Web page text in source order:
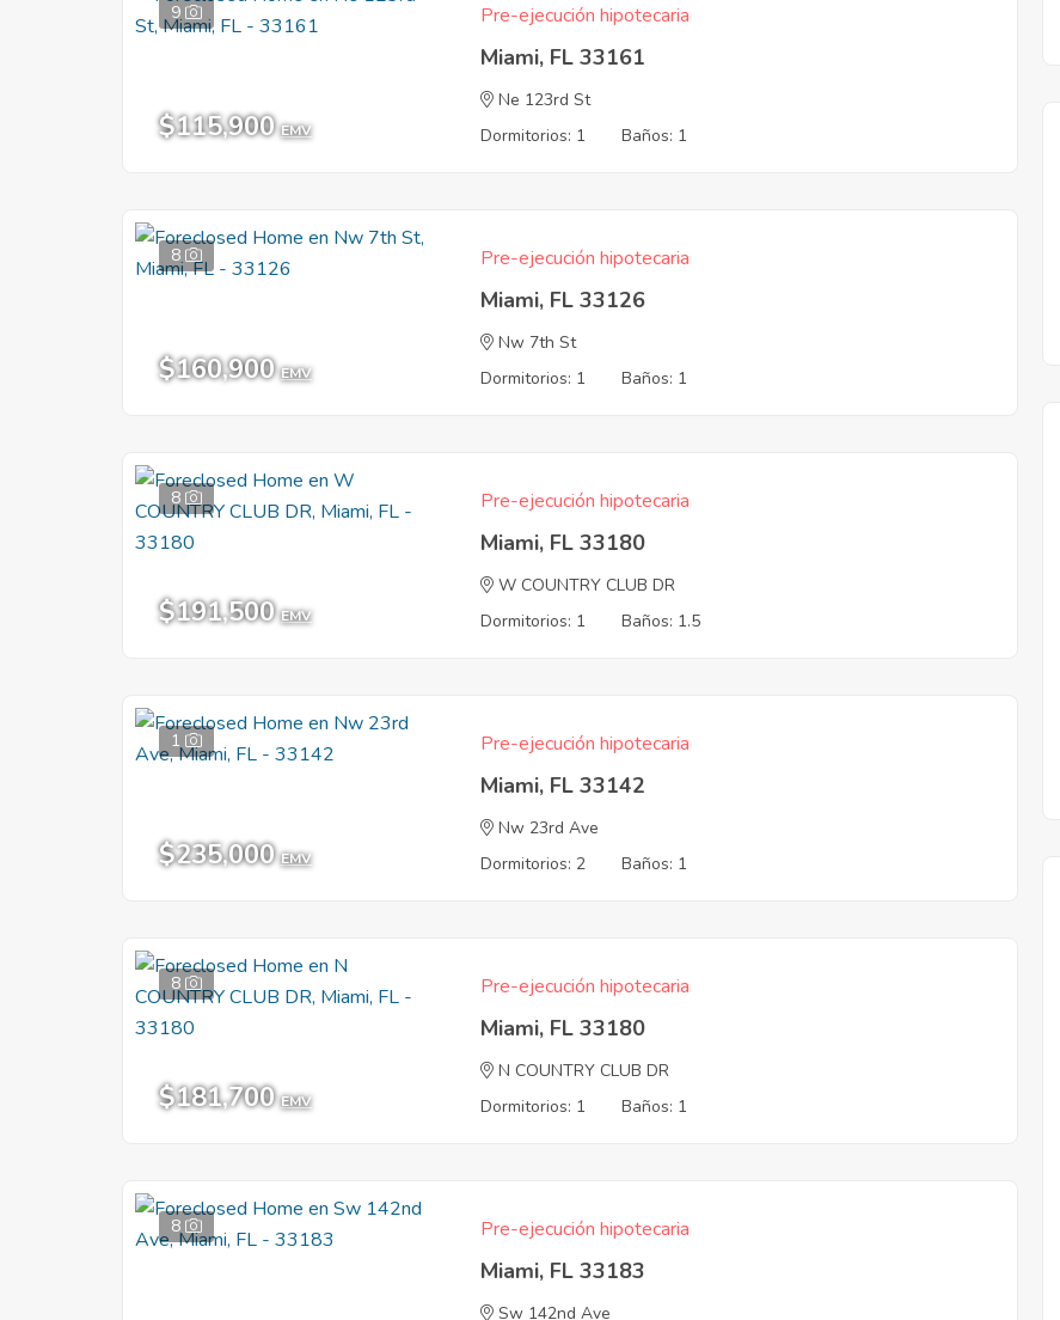
9
$115,900 EMV
Pre-ejecución hipotecaria
Miami, FL 33161
Ne 123rd St
Dormitorios: 1
Baños: 1
8
$160,900 EMV
Pre-ejecución hipotecaria
Miami, FL 33126
Nw 7th St
Dormitorios: 1
Baños: 1
8
$191,500 EMV
Pre-ejecución hipotecaria
Miami, FL 33180
W COUNTRY CLUB DR
Dormitorios: 1
Baños: 1.5
1
$235,000 EMV
Pre-ejecución hipotecaria
Miami, FL 33142
Nw 23rd Ave
Dormitorios: 2
Baños: 1
8
$181,700 EMV
Pre-ejecución hipotecaria
Miami, FL 33180
N COUNTRY CLUB DR
Dormitorios: 1
Baños: 1
8 Pre-ejecución hipotecaria
Miami, FL 33183
Sw 142nd Ave